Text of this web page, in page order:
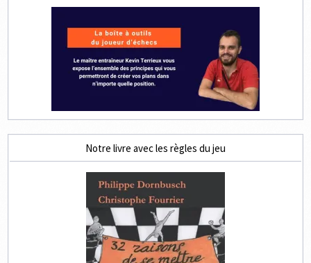
Notre livre avec les règles du jeu